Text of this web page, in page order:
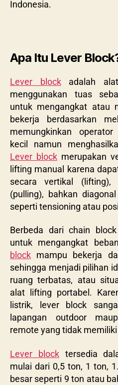
Indonesia.
Apa Itu Lever
Lever blockadalah
menggunakan tuas
untuk mengangkat atau
bekerja berdasarkan
memungkinkan
kecil namun
Lever blockmerupakan
lifting manual karena
secara vertikal
(pulling), bahkan
seperti tensioning atau
Berbeda dari chain
untuk mengangkat
block mampu bekerja
sehingga menjadi pilihan
ruang terbatas, atau
alat lifting portabel.
listrik, lever block
lapangan outdoor
remote yang tidak
Lever blocktersedia
mulai dari 0,5 ton, 1 ton,
besar seperti 9 ton atau